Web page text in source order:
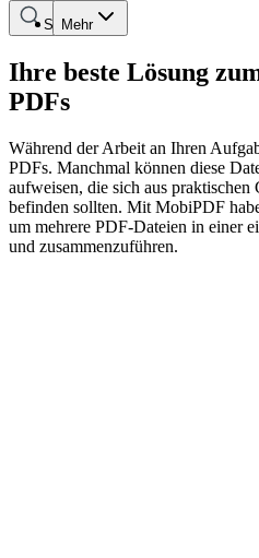
Mehr
Suche
Ihre beste Lösung
PDFs
Während der Arbeit an Ihren
PDFs. Manchmal können diese
aufweisen, die sich aus praktischen
befinden sollten. Mit MobiPDF
um mehrere PDF-Dateien in einer
und zusammenzuführen.